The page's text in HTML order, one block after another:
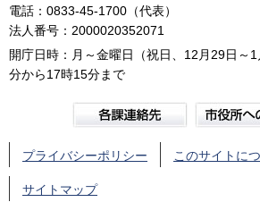
電話：0833-45-1700（代表）
法人番号：2000020352071
開庁日時：月～金曜日（祝日、12月29日
分から17時15分まで
プライバシーポリシー このサイトに
サイトマップ